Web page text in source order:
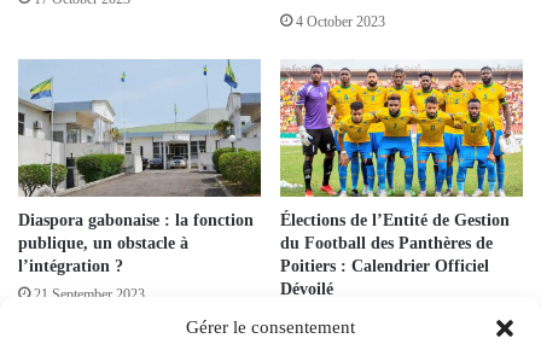
Gérer le consentement
4 October 2023
Diaspora gabonaise : la fonction
publique, un obstacle à
l’intégration ?
21 September 2023
Élections de l’Entité de Gestion
du Football des Panthères de
Poitiers : Calendrier Officiel
Dévoilé